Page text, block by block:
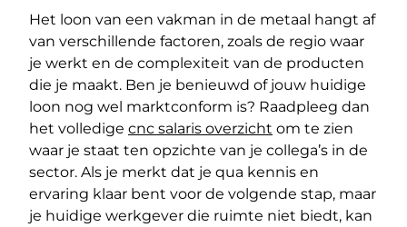
Het loon van een vakman in de metaal hangt af
van verschillende factoren, zoals de regio waar
je werkt en de complexiteit van de producten
die je maakt. Ben je benieuwd of jouw huidige
loon nog wel marktconform is? Raadpleeg dan
het volledige cnc salaris overzicht om te zien
waar je staat ten opzichte van je collega’s in de
sector. Als je merkt dat je qua kennis en
ervaring klaar bent voor de volgende stap, maar
je huidige werkgever die ruimte niet biedt, kan